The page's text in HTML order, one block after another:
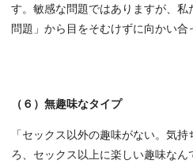
す。敏感な問題ではありますが、
問題」から目をそむけずに向かい合
（６）無趣味なタイプ
「セックス以外の趣味がない。気
ろ、セックス以上に楽しい趣味な